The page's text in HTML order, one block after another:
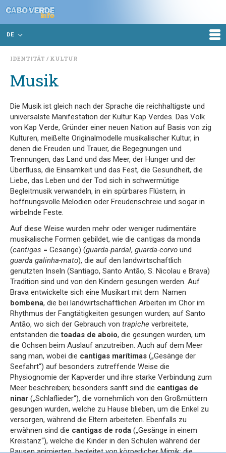
DE
IDENTITÄT KULTUR
Musik
Die Musik ist gleich nach der Sprache die reichhaltigste und
universalste Manifestation der Kultur Kap Verdes. Das Volk
von Kap Verde, Gründer einer neuen Nation auf Basis von zig
Kulturen, meißelte Originalmodelle musikalischer Kultur, in
denen die Freuden und Trauer, die Begegnungen und
Trennungen, das Land und das Meer, der Hunger und der
Überfluss, die Einsamkeit und das Fest, die Gesundheit, die
Liebe, das Leben und der Tod sich in schwermütige
Begleitmusik verwandeln, in ein spürbares Flüstern, in
hoffnungsvolle Melodien oder Freudenschreie und sogar in
wirbelnde Feste.
Auf diese Weise wurden mehr oder weniger rudimentäre
musikalische Formen gebildet, wie die cantigas da monda
(cantigas = Gesänge) (guarda-pardal, guarda-corvo und
guarda galinha-mato), die auf den landwirtschaftlich
genutzten Inseln (Santiago, Santo Antão, S. Nicolau e Brava)
Tradition sind und von den Kindern gesungen werden. Auf
Brava entwickelte sich eine Musikart mit dem Namen
bombena, die bei landwirtschaftlichen Arbeiten im Chor im
Rhythmus der Fangtätigkeiten gesungen wurden; auf Santo
Antão, wo sich der Gebrauch von trapiche verbreitete,
entstanden dietoadas de aboio, die gesungen wurden, um
die Ochsen beim Auslauf anzutreiben. Auch auf dem Meer
sang man, wobei die cantigas marítimas („Gesänge der
Seefahrt“) auf besonders zutreffende Weise die
Physiognomie der Kapverder und ihre starke Verbindung zum
Meer beschreiben; besonders sanft sind die cantigas de
ninar („Schlaflieder“), die vornehmlich von den Großmüttern
gesungen wurden, welche zu Hause blieben, um die Enkel zu
versorgen, während die Eltern arbeiteten. Ebenfalls zu
erwähnen sind die cantigas de roda („Gesänge in einem
Kreistanz“), welche die Kinder in den Schulen während der